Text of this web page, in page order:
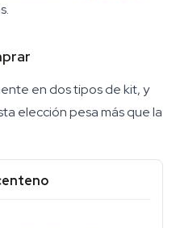
en dos tipos de kit, y
elección pesa más que la